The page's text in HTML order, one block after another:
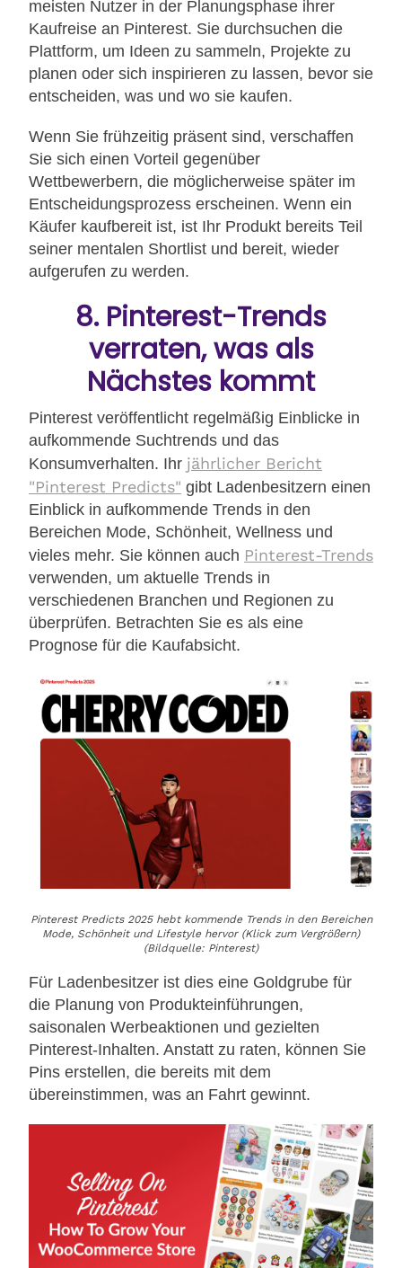
meisten Nutzer in der Planungsphase ihrer
Kaufreise an Pinterest. Sie durchsuchen die
Plattform, um Ideen zu sammeln, Projekte zu
planen oder sich inspirieren zu lassen, bevor sie
entscheiden, was und wo sie kaufen.
Wenn Sie frühzeitig präsent sind, verschaffen
Sie sich einen Vorteil gegenüber
Wettbewerbern, die möglicherweise später im
Entscheidungsprozess erscheinen. Wenn ein
Käufer kaufbereit ist, ist Ihr Produkt bereits Teil
seiner mentalen Shortlist und bereit, wieder
aufgerufen zu werden.
8. Pinterest-Trends
verraten, was als
Nächstes kommt
Pinterest veröffentlicht regelmäßig Einblicke in
aufkommende Suchtrends und das
Konsumverhalten. Ihr jährlicher Bericht
"Pinterest Predicts" gibt Ladenbesitzern einen
Einblick in aufkommende Trends in den
Bereichen Mode, Schönheit, Wellness und
vieles mehr. Sie können auch Pinterest-Trends
verwenden, um aktuelle Trends in
verschiedenen Branchen und Regionen zu
überprüfen. Betrachten Sie es als eine
Prognose für die Kaufabsicht.
Pinterest Predicts 2025 hebt kommende Trends in den Bereichen
Mode, Schönheit und Lifestyle hervor (Klick zum Vergrößern)
(Bildquelle: Pinterest)
Für Ladenbesitzer ist dies eine Goldgrube für
die Planung von Produkteinführungen,
saisonalen Werbeaktionen und gezielten
Pinterest-Inhalten. Anstatt zu raten, können Sie
Pins erstellen, die bereits mit dem
übereinstimmen, was an Fahrt gewinnt.